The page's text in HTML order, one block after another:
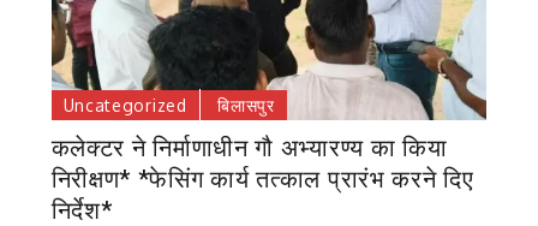
Uncategorized बिलासपुर
कलेक्टर ने निर्माणाधीन गौ अभ्यारण्य का किया
निरीक्षण* *फेसिंग कार्य तत्काल प्रारंभ करने दिए
निर्देश*